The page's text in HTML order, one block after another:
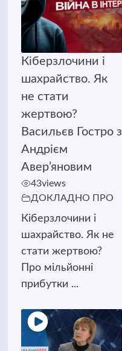
Кіберзлочини і
шахрайство. Як
не стати
жертвою?
Васильєв Гостро з
Андрієм
Авер’яновим
43views
ДОКЛАДНО ПРО
Кіберзлочини і
шахрайство. Як не
стати жертвою?
Про мільйонні
прибутки ...